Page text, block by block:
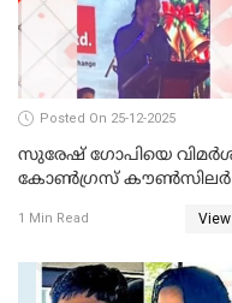
Posted On 25-12-2025
സുരേഷ് ഗോപിയെ
കോണ്‍ഗ്രസ് കൗണ്‍സിലര്‍
1 Min Read View